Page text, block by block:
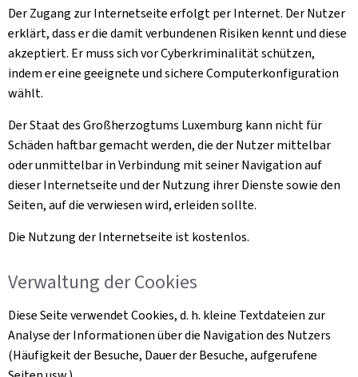
Der Zugang zur Internetseite erfolgt per Internet. Der Nutzer
erklärt, dass er die damit verbundenen Risiken kennt und diese
akzeptiert. Er muss sich vor Cyberkriminalität schützen,
indem er eine geeignete und sichere Computerkonfiguration
wählt.
Der Staat des Großherzogtums Luxemburg kann nicht für
Schäden haftbar gemacht werden, die der Nutzer mittelbar
oder unmittelbar in Verbindung mit seiner Navigation auf
dieser Internetseite und der Nutzung ihrer Dienste sowie den
Seiten, auf die verwiesen wird, erleiden sollte.
Die Nutzung der Internetseite ist kostenlos.
Verwaltung der Cookies
Diese Seite verwendet Cookies, d. h. kleine Textdateien zur
Analyse der Informationen über die Navigation des Nutzers
(Häufigkeit der Besuche, Dauer der Besuche, aufgerufene